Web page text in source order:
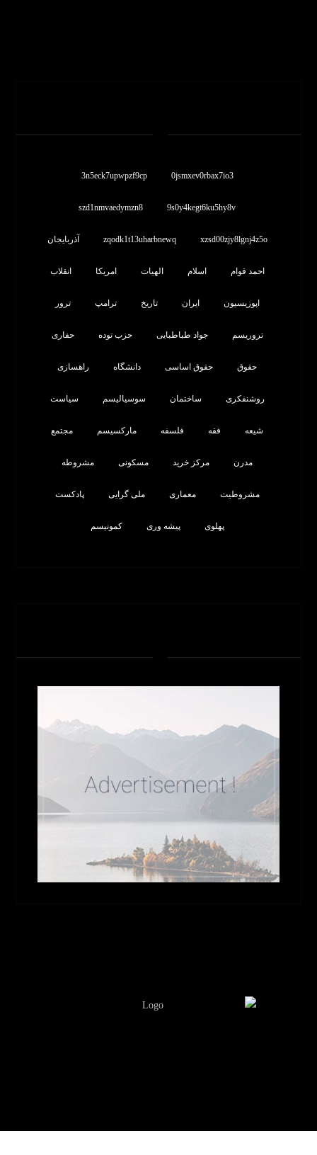
0jsmxev0rbax7io3
3n5eck7upwpzf9cp
9s0y4kegt6ku5hy8v
szd1nmvaedymzn8
xzsd00zjy8lgnj4z5o
zqodk1t13uharbnewq آذربایجان
احمد قوام اسلام الهیات امریکا انقلاب
اپوزیسیون ایران تاریخ ترامپ ترور
تروریسم جواد طباطبایی حزب توده حفاری
حقوق حقوق اساسی دانشگاه راهسازی
روشنفکری ساختمان سوسیالیسم سیاست
شیعه فقه فلسفه مارکسیسم مجتمع
مدرن مرکز خرید مسکونی مشروطه
مشروطیت معماری ملی گرایی پادکست
پهلوی پیشه وری کمونیسم